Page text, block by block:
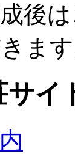
後
ます
サイ